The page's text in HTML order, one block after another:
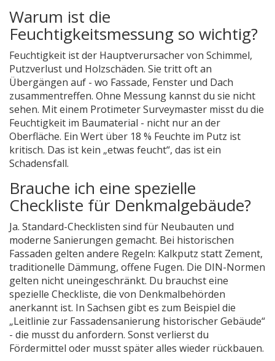
Warum ist die
Feuchtigkeitsmessung so wichtig?
Feuchtigkeit ist der Hauptverursacher von Schimmel,
Putzverlust und Holzschäden. Sie tritt oft an
Übergängen auf - wo Fassade, Fenster und Dach
zusammentreffen. Ohne Messung kannst du sie nicht
sehen. Mit einem Protimeter Surveymaster misst du die
Feuchtigkeit im Baumaterial - nicht nur an der
Oberfläche. Ein Wert über 18 % Feuchte im Putz ist
kritisch. Das ist kein „etwas feucht“, das ist ein
Schadensfall.
Brauche ich eine spezielle
Checkliste für Denkmalgebäude?
Ja. Standard-Checklisten sind für Neubauten und
moderne Sanierungen gemacht. Bei historischen
Fassaden gelten andere Regeln: Kalkputz statt Zement,
traditionelle Dämmung, offene Fugen. Die DIN-Normen
gelten nicht uneingeschränkt. Du brauchst eine
spezielle Checkliste, die von Denkmalbehörden
anerkannt ist. In Sachsen gibt es zum Beispiel die
„Leitlinie zur Fassadensanierung historischer Gebäude“
- die musst du anfordern. Sonst verlierst du
Fördermittel oder musst später alles wieder rückbauen.